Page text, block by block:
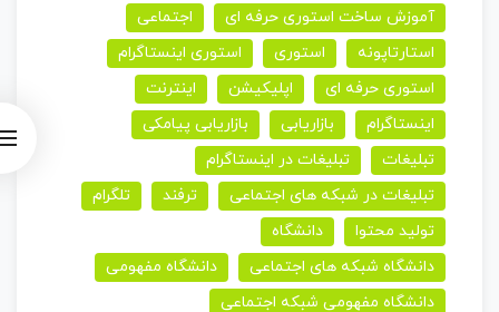
آموزش ساخت استوری حرفه ای
اجتماعی
استارتاپونه
استوری
استوری اینستاگرام
استوری حرفه ای
اپلیکیشن
اینترنت
اینستاگرام
بازاریابی
بازاریابی پیامکی
تبلیغات
تبلیغات در اینستاگرام
تبلیغات در شبکه های اجتماعی
ترفند
تلگرام
تولید محتوا
دانشگاه
دانشگاه شبکه های اجتماعی
دانشگاه مفهومی
دانشگاه مفهومی شبکه اجتماعی